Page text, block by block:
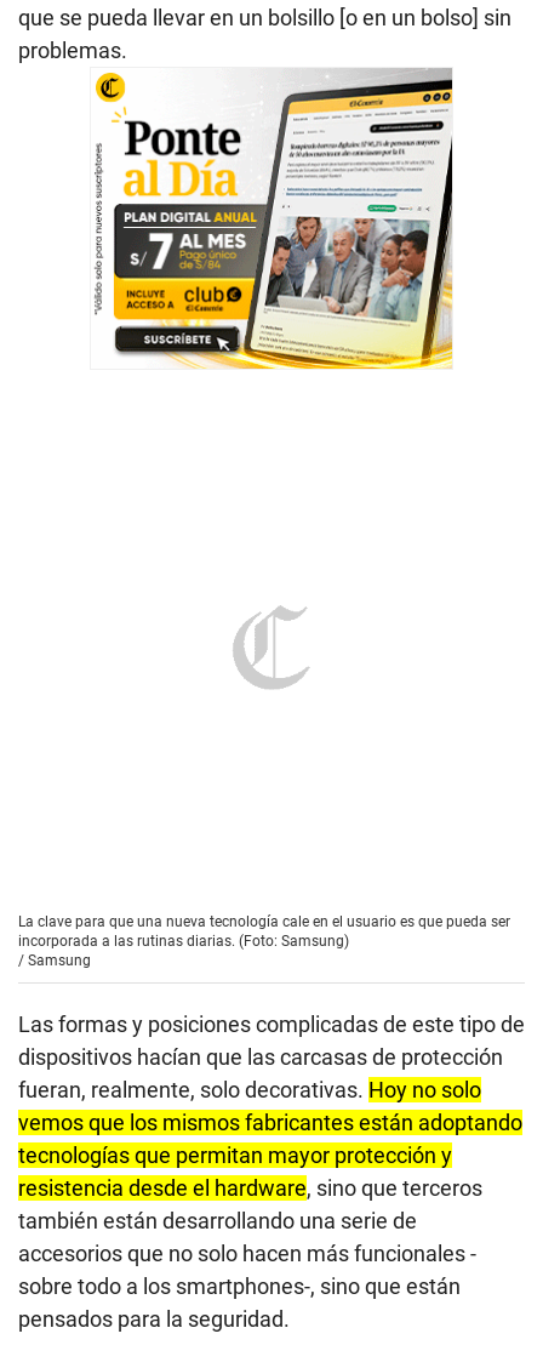
que se pueda llevar en un bolsillo [o en un bolso] sin
problemas.
La clave para que una nueva tecnología cale en el usuario es que pueda ser
incorporada a las rutinas diarias. (Foto: Samsung)
/ Samsung
Las formas y posiciones complicadas de este tipo de
dispositivos hacían que las carcasas de protección
fueran, realmente, solo decorativas. Hoy no solo
vemos que los mismos fabricantes están adoptando
tecnologías que permitan mayor protección y
resistencia desde el hardware, sino que terceros
también están desarrollando una serie de
accesorios que no solo hacen más funcionales -
sobre todo a los smartphones-, sino que están
pensados para la seguridad.